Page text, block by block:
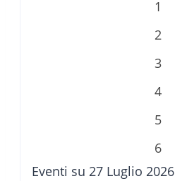
1
2
3
4
5
6
Eventi su 27 Luglio 2026